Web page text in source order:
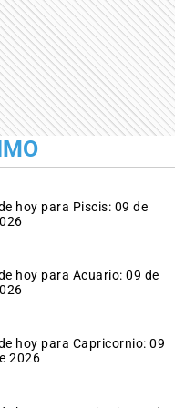
hoy para Piscis: 09 de
hoy para Acuario: 09 de
hoy para Capricornio: 09
2026